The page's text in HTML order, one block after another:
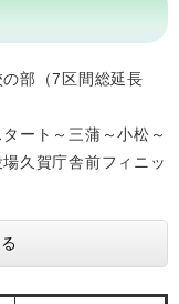
部（7区間総延長
ート～三蒲～小松～
久賀庁舎前フィニッ